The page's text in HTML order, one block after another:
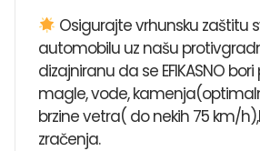
Osigurajte vrhunsku zaštitu
automobilu uz našu
dizajniranu da se EFIKASNO
magle, vode,
brzine vetra( do nekih 75 km/
zračenja.